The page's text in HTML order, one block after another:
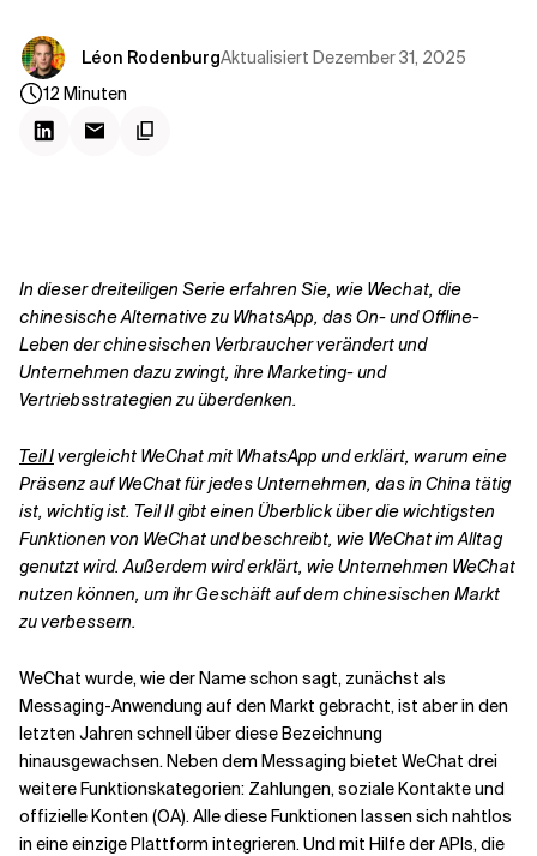
Verwandte Themen
Léon RodenburgAktualisiert Dezember 31, 2025
12 Minuten
In dieser dreiteiligen Serie erfahren Sie, wie Wechat, die
chinesische Alternative zu WhatsApp, das On- und Offline-
Leben der chinesischen Verbraucher verändert und
Unternehmen dazu zwingt, ihre Marketing- und
Vertriebsstrategien zu überdenken.
Teil Ivergleicht WeChat mit WhatsApp und erklärt, warum eine
Präsenz auf WeChat für jedes Unternehmen, das in China tätig
ist, wichtig ist. Teil II gibt einen Überblick über die wichtigsten
Funktionen von WeChat und beschreibt, wie WeChat im Alltag
genutzt wird. Außerdem wird erklärt, wie Unternehmen WeChat
nutzen können, um ihr Geschäft auf dem chinesischen Markt
zu verbessern.
WeChat wurde, wie der Name schon sagt, zunächst als
Messaging-Anwendung auf den Markt gebracht, ist aber in den
letzten Jahren schnell über diese Bezeichnung
hinausgewachsen. Neben dem Messaging bietet WeChat drei
weitere Funktionskategorien: Zahlungen, soziale Kontakte und
offizielle Konten (OA). Alle diese Funktionen lassen sich nahtlos
in eine einzige Plattform integrieren. Und mit Hilfe der APIs, die